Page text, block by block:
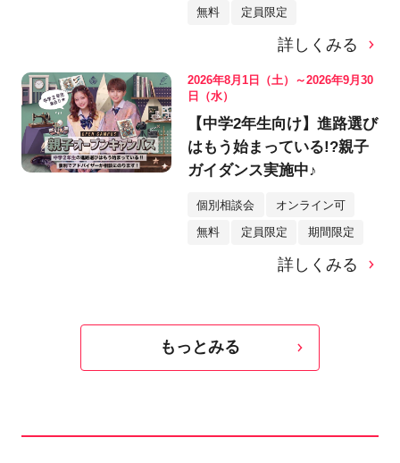
無料 定員限定
詳しくみる
2026年8月1日（土）～2026年9月30
日（水）
【中学2年生向け】進路選び
はもう始まっている!?親子
ガイダンス実施中♪
個別相談会 オンライン可
無料 定員限定 期間限定
詳しくみる
もっとみる